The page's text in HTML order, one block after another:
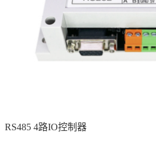
RS485 4路IO控制器